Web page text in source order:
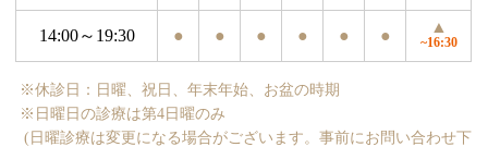
14:00～19:30 ● ● ● ● ● ● ▲
~16:30
※休診日：日曜、祝日、年末年始、お盆の時期
※日曜日の診療は第4日曜のみ
(日曜診療は変更になる場合がございます。事前にお問い合わせ下